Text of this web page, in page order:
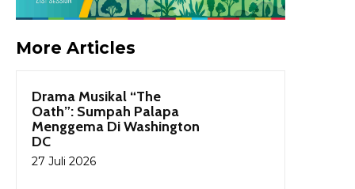
More Articles
Drama Musikal “The
Oath”: Sumpah Palapa
Menggema Di Washington
DC
27 Juli 2026